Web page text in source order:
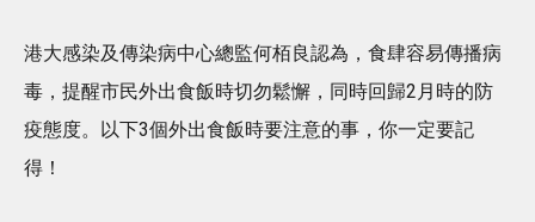
港大感染及傳染病中心總監何栢良認為，食肆容易傳播病
毒，提醒市民外出食飯時切勿鬆懈，同時回歸2月時的防
疫態度。以下3個外出食飯時要注意的事，你一定要記
得！